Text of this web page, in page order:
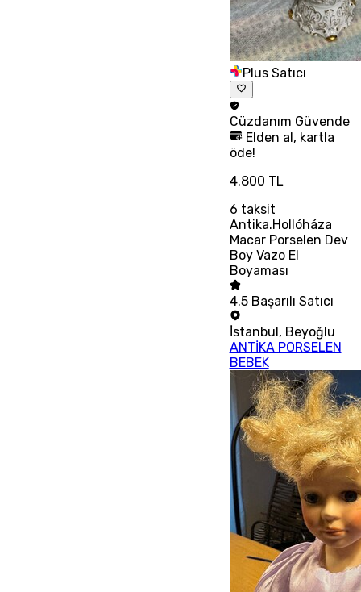
Plus Satıcı
Cüzdanım Güvende
Elden al, kartla
öde!
4.800 TL
6 taksit
Antika.Hollóháza
Macar Porselen Dev
Boy Vazo El
Boyaması
4.5 Başarılı Satıcı
İstanbul, Beyoğlu
ANTİKA PORSELEN
BEBEK